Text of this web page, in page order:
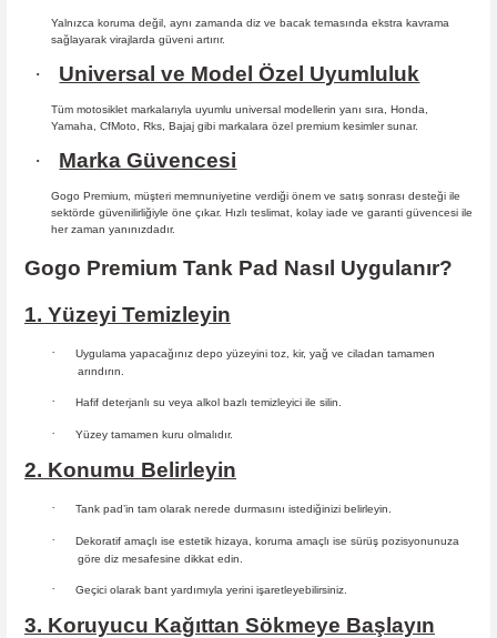
Yalnızca koruma değil, aynı zamanda diz ve bacak temasında ekstra kavrama
sağlayarak virajlarda güveni artırır.
· Universal ve Model Özel Uyumluluk
Tüm motosiklet markalarıyla uyumlu universal modellerin yanı sıra, Honda,
Yamaha, CfMoto, Rks, Bajaj gibi markalara özel premium kesimler sunar.
· Marka Güvencesi
Gogo Premium, müşteri memnuniyetine verdiği önem ve satış sonrası desteği ile
sektörde güvenilirliğiyle öne çıkar. Hızlı teslimat, kolay iade ve garanti güvencesi ile
her zaman yanınızdadır.
Gogo Premium Tank Pad Nasıl Uygulanır?
1. Yüzeyi Temizleyin
·
Uygulama yapacağınız depo yüzeyini toz, kir, yağ ve ciladan tamamen
arındırın.
· Hafif deterjanlı su veya alkol bazlı temizleyici ile silin.
· Yüzey tamamen kuru olmalıdır.
2. Konumu Belirleyin
· Tank pad’in tam olarak nerede durmasını istediğinizi belirleyin.
· Dekoratif amaçlı ise estetik hizaya, koruma amaçlı ise sürüş pozisyonunuza
göre diz mesafesine dikkat edin.
· Geçici olarak bant yardımıyla yerini işaretleyebilirsiniz.
3. Koruyucu Kağıttan Sökmeye Başlayın